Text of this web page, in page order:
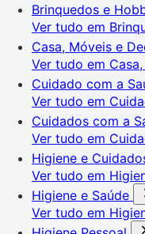
Brinquedos e
Ver tudo em
Casa, Móveis e
Ver tudo em
Cuidado com a
Ver tudo em
Cuidados com a
Ver tudo em
Higiene e
Ver tudo em
Higiene e Saúde
Ver tudo em